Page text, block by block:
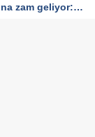
zam geliyor: